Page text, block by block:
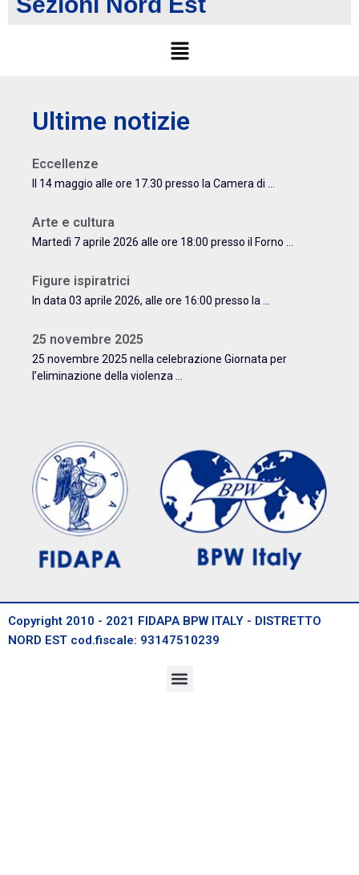
Ultime notizie
Eccellenze
Il 14 maggio alle ore 17.30 presso la Camera di ...
Arte e cultura
Martedì 7 aprile 2026 alle ore 18:00 presso il Forno ...
Figure ispiratrici
In data 03 aprile 2026, alle ore 16:00 presso la ...
25 novembre 2025
25 novembre 2025 nella celebrazione Giornata per
l’eliminazione della violenza ...
Copyright 2010 - 2021 FIDAPA BPW ITALY - DISTRETTO
NORD EST cod.fiscale: 93147510239